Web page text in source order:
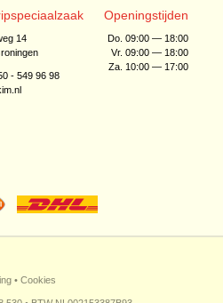
14
- 549 96 98
Openingstijden
Do. 09:00 — 18:00
Vr. 09:00 — 18:00
Za. 10:00 — 17:00
• Cookies